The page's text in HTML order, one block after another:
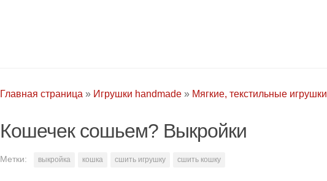
Главная страница » Игрушки handmade » Мягкие, текстильные игрушки
Кошечек сошьем? Выкройки
Метки: выкройка кошка сшить игрушку сшить кошку